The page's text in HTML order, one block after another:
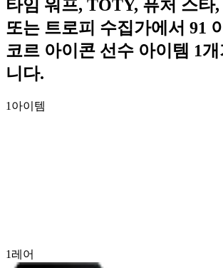
타임 워프, TOTY, 퓨처 스타,
또는 트로피 수집가에서 91
코르 아이콘 선수 아이템 1
니다.
1 아이템
1 레어